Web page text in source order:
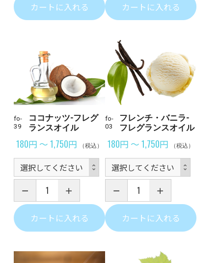
カートに入れる カートに入れる
fo-
39
ココナッツ-フレグ
ランスオイル
180円 ～ 1,750円 （税込）
カートに入れる
fo-
03
フレンチ・バニラ-
フレグランスオイル
180円 ～ 1,750円 （税込）
カートに入れる